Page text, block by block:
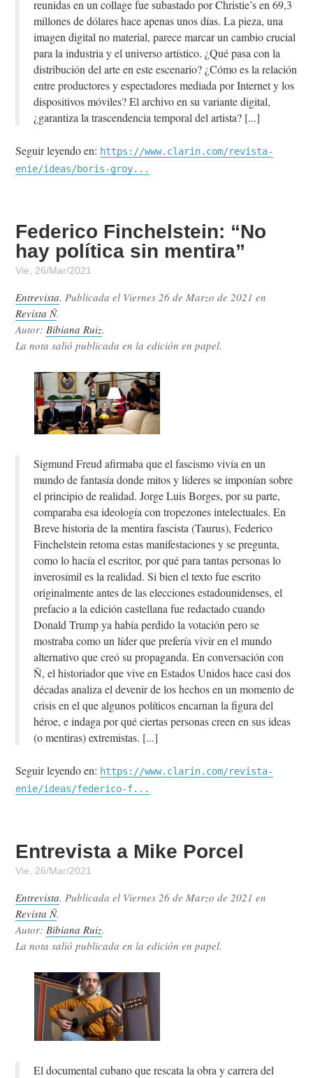
reunidas en un collage fue subastado por Christie’s en 69,3
millones de dólares hace apenas unos días. La pieza, una
imagen digital no material, parece marcar un cambio crucial
para la industria y el universo artístico. ¿Qué pasa con la
distribución del arte en este escenario? ¿Cómo es la relación
entre productores y espectadores mediada por Internet y los
dispositivos móviles? El archivo en su variante digital,
¿garantiza la trascendencia temporal del artista?
Seguir leyendo en: https://www.clarin.com/revista-
enie/ideas/boris-groy...
Federico Finchelstein: “No
hay política sin mentira”
Vie, 26/Mar/2021
Entrevista. Publicada el Viernes 26 de Marzo de 2021 en
Revista Ñ.
Autor:Bibiana Ruiz.
La nota salió publicada en la edición en papel.
Sigmund Freud afirmaba que el fascismo vivía en un
mundo de fantasía donde mitos y líderes se imponían sobre
el principio de realidad. Jorge Luis Borges, por su parte,
comparaba esa ideología con tropezones intelectuales. En
Breve historia de la mentira fascista (Taurus), Federico
Finchelstein retoma estas manifestaciones y se pregunta,
como lo hacía el escritor, por qué para tantas personas lo
inverosímil es la realidad. Si bien el texto fue escrito
originalmente antes de las elecciones estadounidenses, el
prefacio a la edición castellana fue redactado cuando
Donald Trump ya había perdido la votación pero se
mostraba como un líder que prefería vivir en el mundo
alternativo que creó su propaganda. En conversación con
Ñ, el historiador que vive en Estados Unidos hace casi dos
décadas analiza el devenir de los hechos en un momento de
crisis en el que algunos políticos encarnan la figura del
héroe, e indaga por qué ciertas personas creen en sus ideas
(o mentiras) extremistas.
Seguir leyendo en: https://www.clarin.com/revista-
enie/ideas/federico-f...
Entrevista a Mike Porcel
Vie, 26/Mar/2021
Entrevista. Publicada el Viernes 26 de Marzo de 2021 en
Revista Ñ.
Autor:Bibiana Ruiz.
La nota salió publicada en la edición en papel.
El documental cubano que rescata la obra y carrera del